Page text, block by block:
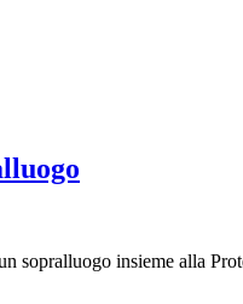
sopralluogo insieme alla